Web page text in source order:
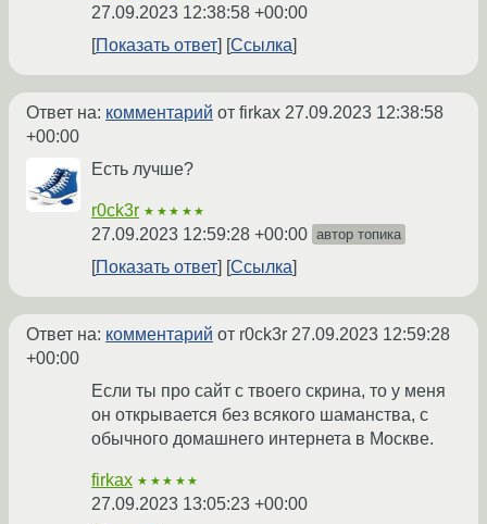
27.09.2023 12:38:58 +00:00
Показать ответ
Ссылка
Ответ на: комментарий от firkax 27.09.2023 12:38:58
+00:00
Есть лучше?
r0ck3r ★★★★★
27.09.2023 12:59:28 +00:00 автор топика
Показать ответ Ссылка
Ответ на: комментарий от r0ck3r 27.09.2023 12:59:28
+00:00
Если ты про сайт с твоего скрина, то у меня
он открывается без всякого шаманства, с
обычного домашнего интернета в Москве.
firkax ★★★★★
27.09.2023 13:05:23 +00:00